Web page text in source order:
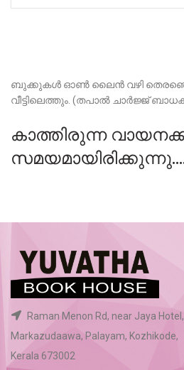
ബുക്കുകൾ ഓൺ ലൈൻ വഴി
വീട്ടിലെത്തും. (തപാൽ ചാർജ്ജ്
കാത്തിരുന്ന
Raman Menon Rd, near Jaya Hotel,
Markazudaawa, Palayam, Kozhikode,
Kerala 673002